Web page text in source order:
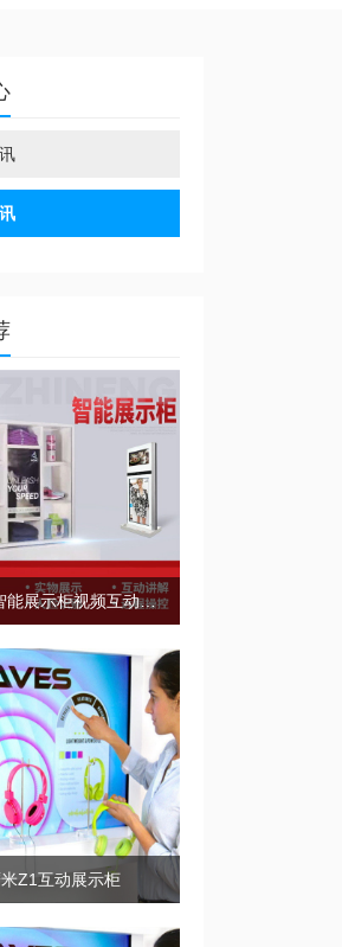
鹰米Z1智能展示柜视频互动展示
Z1互动展示柜